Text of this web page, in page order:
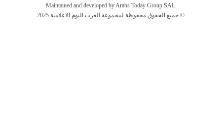
Maintained and developed by Arabs Today Group SAL
جميع الحقوق محفوظة لمجموعة العرب اليوم الاعلامية 2025 ©